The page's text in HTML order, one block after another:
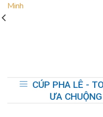
CÚP PHA LÊ -
ƯA